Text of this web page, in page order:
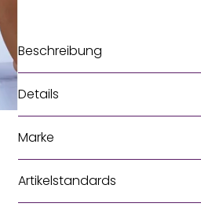
Beschreibung
Details
Marke
Artikelstandards